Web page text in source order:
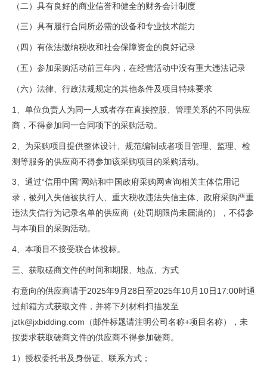
（二）具有良好的商业信誉和健全的财务会计制度
（三）具有履行合同所必需的设备和专业技术能力
（四）有依法缴纳税收和社会保障资金的良好记录
（五）参加采购活动前三年内，在经营活动中没有重大违法记录
（六）法律、行政法规规定的其他条件及项目特殊要求
1、单位负责人为同一人或者存在直接控股、管理关系的不同供应
商，不得参加同一合同项下的采购活动。
2、为采购项目提供整体设计、规范编制或者项目管理、监理、检
测等服务的供应商不得参加该采购项目的采购活动。
3、通过“信用中国”网站和中国政府采购网查询相关主体信用记
录，被列入失信被执行人、重大税收违法失信主体、政府采购严重
违法失信行为记录名单的供应商（处罚期限尚未届满的），不得参
与本项目的采购活动。
4、本项目不接受联合体投标。
三、 获取磋商文件的时间和期限、地点、方式
有意向的供应商请于2025年9月28日至2025年10月10日17:00时通
过邮箱方式获取文件，并将下列材料扫描发至
jztk@jxbidding.com （邮件标题请注明公司名称+项目名称），未
按要求获取磋商文件的供应商不得参加磋商。
1）授权委托书及身份证、联系方式；